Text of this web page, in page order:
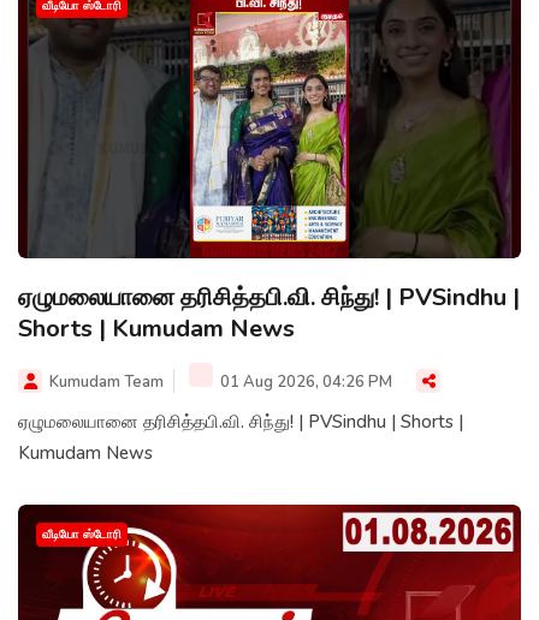
வீடியோ ஸ்டோரி
ஏழுமலையானை தரிசித்தபி.வி. சிந்து! | PVSindhu |
Shorts | Kumudam News
Kumudam Team 01 Aug 2026, 04:26 PM
ஏழுமலையானை தரிசித்தபி.வி. சிந்து! | PVSindhu | Shorts |
Kumudam News
வீடியோ ஸ்டோரி